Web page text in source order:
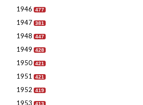
1946 477
1947 381
1948 447
1949 428
1950 421
1951 421
1952 419
1953 413